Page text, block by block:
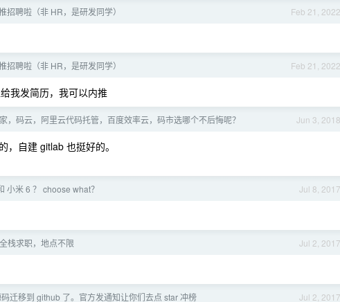
Feb 21, 2022
招聘啦（非 HR，是研发同学）
Feb 21, 2022
招聘啦（非 HR，是研发同学）
我发简历，我可以内推
Jun 3, 2018
，码云，阿里云代码托管，百度效率云，码市选哪个不后悔呢？
，自建 gitlab 也挺好的。
Jul 8, 2017
小米 6 ？ choose what？
Jul 2, 2017
栈求职，地点不限
Jul 2, 2017
迁移到 github 了。官方发通知让你们去点 star 冲榜